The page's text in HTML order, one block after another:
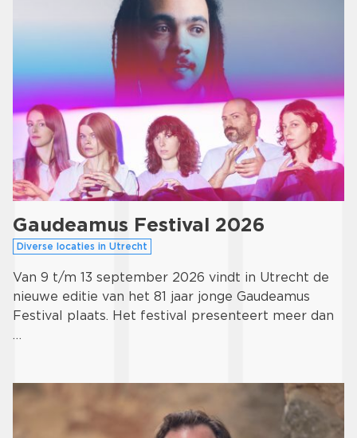
Gaudeamus Festival 2026
Diverse locaties in Utrecht
Van 9 t/m 13 september 2026 vindt in Utrecht de
nieuwe editie van het 81 jaar jonge Gaudeamus
Festival plaats. Het festival presenteert meer dan
…